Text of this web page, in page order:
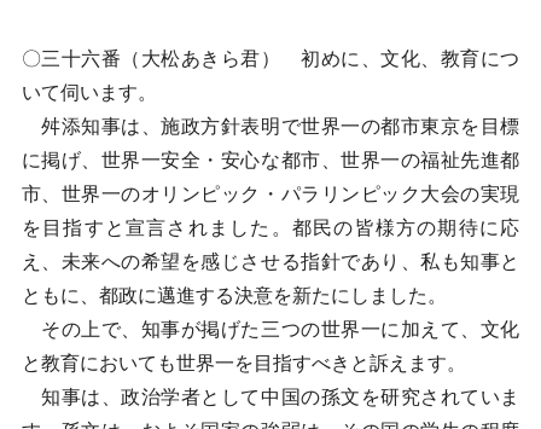
〇三十六番（大松あきら君） 初めに、文化、教育につ
いて伺います。
舛添知事は、施政方針表明で世界一の都市東京を目標
に掲げ、世界一安全・安心な都市、世界一の福祉先進都
市、世界一のオリンピック・パラリンピック大会の実現
を目指すと宣言されました。都民の皆様方の期待に応
え、未来への希望を感じさせる指針であり、私も知事と
ともに、都政に邁進する決意を新たにしました。
その上で、知事が掲げた三つの世界一に加えて、文化
と教育においても世界一を目指すべきと訴えます。
知事は、政治学者として中国の孫文を研究されていま